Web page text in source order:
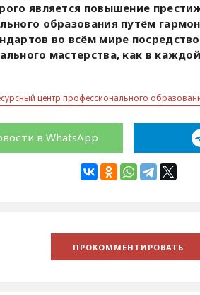
является повышение
образования путём
во всём мире
мастерства, как в
центр профессионального
в WhatsApp